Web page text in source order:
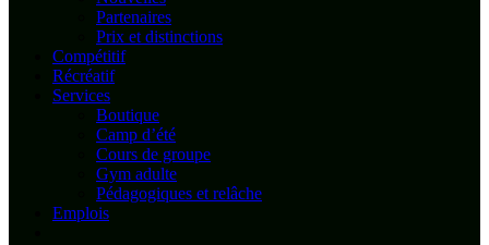
Partenaires
Prix et distinctions
Compétitif
Récréatif
Services
Boutique
Camp d’été
Cours de groupe
Gym adulte
Pédagogiques et relâche
Emplois